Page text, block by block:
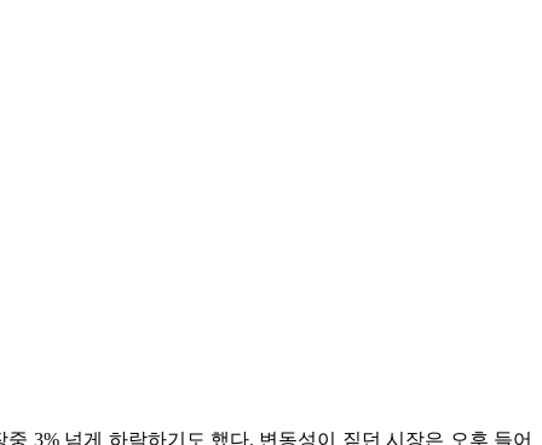
3% 넘게 하락하기도 했다. 변동성이 짙던 시장은 오후 들어